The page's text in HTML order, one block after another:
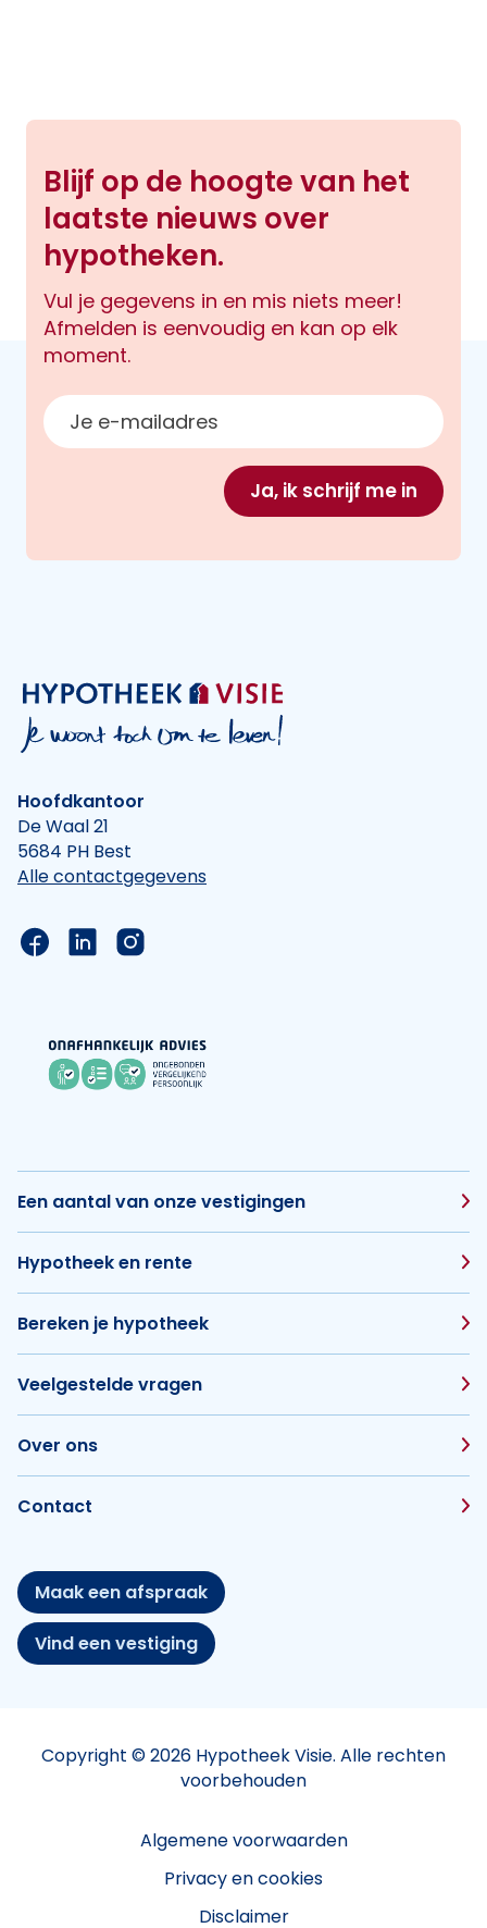
Blijf op de hoogte van het
laatste nieuws over
hypotheken.
Vul je gegevens in en mis niets meer!
Afmelden is eenvoudig en kan op elk
moment.
E-mailadres
Ja, ik schrijf me in
Hoofdkantoor
De Waal 21
5684 PH Best
Alle contactgegevens
Link naar de Facebook pagina van Hypotheek
Link naar de LinkedIn pagina van
Link naar de Instagram pagina van
Een aantal van onze vestigingen
Hypotheek en rente
Bereken je hypotheek
Veelgestelde vragen
Over ons
Contact
Maak een afspraak
Vind een vestiging
Copyright © 2026 Hypotheek Visie. Alle rechten
voorbehouden
Algemene voorwaarden
Privacy en cookies
Disclaimer